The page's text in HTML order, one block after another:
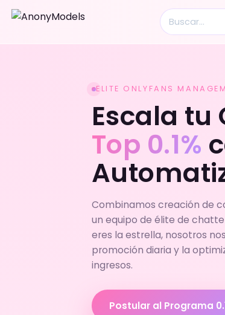
ELITE ONLYFANS
Escala tu
Top 0.1%
Combinamos creación de
un equipo de élite de
eres la estrella, nosotros
promoción diaria y la
ingresos.
Postular al Programa